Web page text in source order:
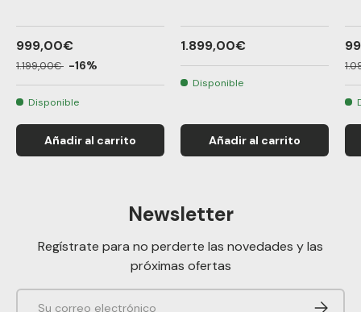
999,00€
1.199,00€ -16%
Disponible
Añadir al carrito
1.899,00€
Disponible
Añadir al carrito
Newsletter
Regístrate para no perderte las novedades y las
próximas ofertas
Correo electrónico